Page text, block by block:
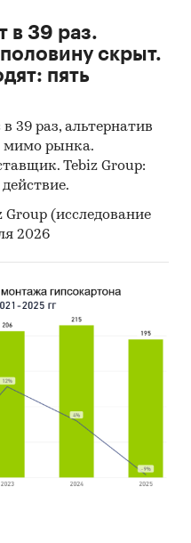
в 39 раз.
скрыт.
пять
39 раз, альтернатив
мимо рынка.
Tebiz Group:
(исследование
2026